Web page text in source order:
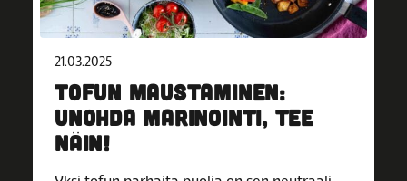
21.03.2025
TOFUN MAUSTAMINEN:
UNOHDA MARINOINTI, TEE
NÄIN!